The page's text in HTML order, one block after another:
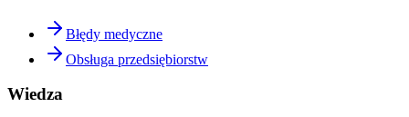
Błędy medyczne
Obsługa przedsiębiorstw
Wiedza